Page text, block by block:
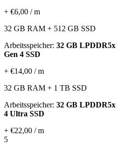
+ €6,00 / m
32 GB RAM + 512 GB SSD
Arbeitsspeicher: 32 GB LPDDR5x
Gen 4 SSD
+ €14,00 / m
32 GB RAM + 1 TB SSD
Arbeitsspeicher: 32 GB LPDDR5x
4 Ultra SSD
+ €22,00 / m
5